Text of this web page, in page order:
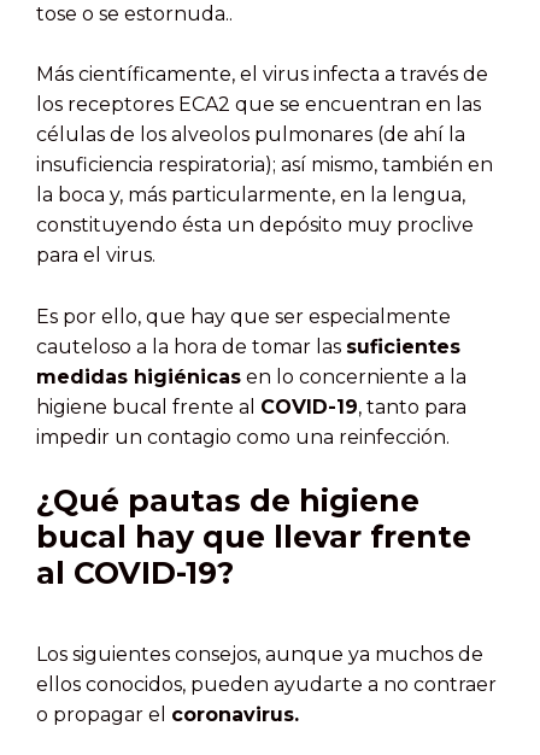
tose o se estornuda..
Más científicamente, el virus infecta a través de
los receptores ECA2 que se encuentran en las
células de los alveolos pulmonares (de ahí la
insuficiencia respiratoria); así mismo, también en
la boca y, más particularmente, en la lengua,
constituyendo ésta un depósito muy proclive
para el virus.
Es por ello, que hay que ser especialmente
cauteloso a la hora de tomar las suficientes
medidas higiénicas en lo concerniente a la
higiene bucal frente al COVID-19, tanto para
impedir un contagio como una reinfección.
¿Qué pautas de higiene
bucal hay que llevar frente
al COVID-19?
Los siguientes consejos, aunque ya muchos de
ellos conocidos, pueden ayudarte a no contraer
o propagar el coronavirus.